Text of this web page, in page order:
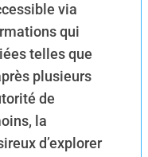
via
qui
telles que
plusieurs
de
la
d’explorer